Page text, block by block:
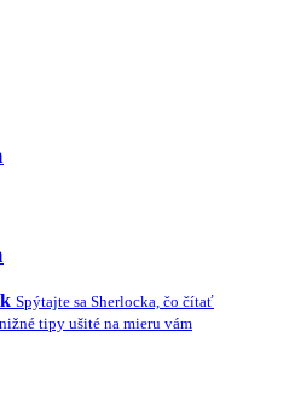
Spýtajte sa Sherlocka, čo čítať
tipy ušité na mieru vám